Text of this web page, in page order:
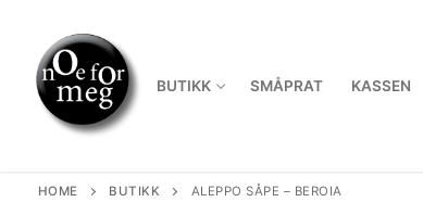
content
BUTIKK SMÅPRAT KASSEN
HOME BUTIKK ALEPPO SÅPE – BEROIA